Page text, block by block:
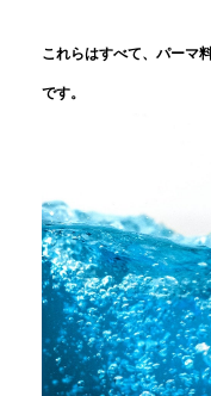
これらはすべて、パーマ
です。